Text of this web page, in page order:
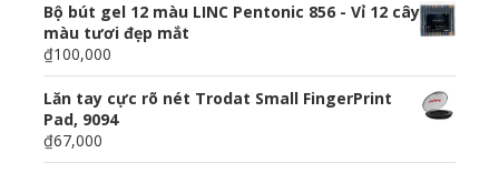
Bộ bút gel 12 màu LINC Pentonic 856 - Vỉ 12 cây
màu tươi đẹp mắt
₫100,000
Lăn tay cực rõ nét Trodat Small FingerPrint
Pad, 9094
₫67,000